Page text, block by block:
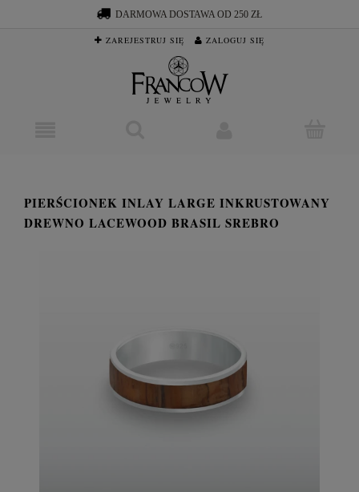
DARMOWA DOSTAWA OD 250 ZŁ
ZAREJESTRUJ SIĘ ZALOGUJ SIĘ
PIERŚCIONEK INLAY LARGE INKRUSTOWANY
DREWNO LACEWOOD BRASIL SREBRO